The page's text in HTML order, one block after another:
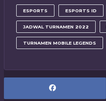
ESPORTS ESPORTS ID
JADWAL TURNAMEN 2022
TURNAMEN MOBILE LEGENDS